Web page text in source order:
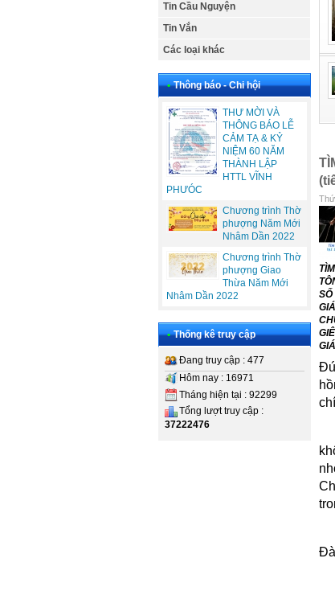
Tin Cầu Nguyện
Tin Vắn
Các loại khác
• Thông báo - Chi hội
THƯ MỜI VÀ
THÔNG BÁO LỄ
CẢM TẠ & KỶ
NIỆM 60 NĂM
THÀNH LẬP
HTTL VĨNH
PHƯÓC
Chương trình Thờ
phượng Năm Mới
Nhâm Dần 2022
Chương trình Thờ
phượng Giao
Thừa Năm Mới
Nhâm Dần 2022
• Thống kê truy cập
Đang truy cập : 477
Hôm nay : 16971
Tháng hiện tại : 92299
Tổng lượt truy cập :
37222476